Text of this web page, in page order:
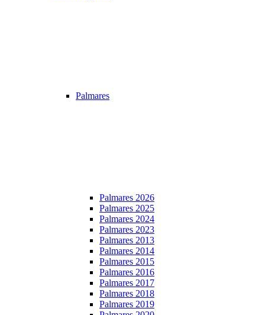
Palmares
Palmares 2026
Palmares 2025
Palmares 2024
Palmares 2023
Palmares 2013
Palmares 2014
Palmares 2015
Palmares 2016
Palmares 2017
Palmares 2018
Palmares 2019